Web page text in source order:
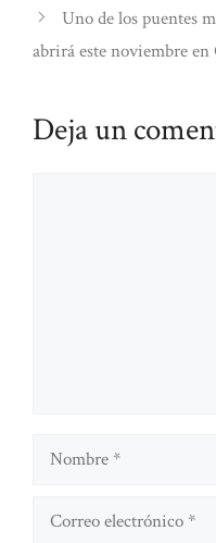
Uno de los puentes
abrirá este noviembre en
Deja un
Nombre